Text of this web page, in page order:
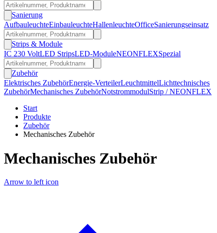
Sanierung
AufbauleuchteEinbauleuchteHallenleuchteOfficeSanierungseinsatz
Strips & Module
IC 230 VoltLED StripsLED-ModuleNEONFLEXSpezial
Zubehör
Elektrisches ZubehörEnergie-VerteilerLeuchtmittelLichttechnisches
ZubehörMechanisches ZubehörNotstrommodulStrip / NEONFLEX
Start
Produkte
Zubehör
Mechanisches Zubehör
Mechanisches Zubehör
Arrow to left icon